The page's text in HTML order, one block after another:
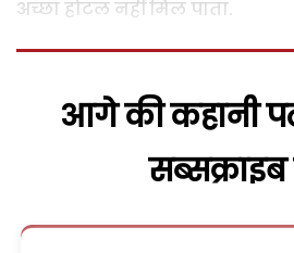
अच्छा होटल नहीं मिल पाता.
आगे की कहानी